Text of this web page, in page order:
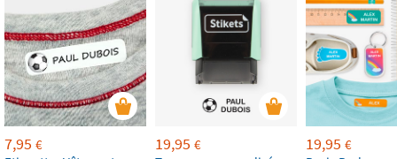
7,95 €
19,95 €
19,95 €